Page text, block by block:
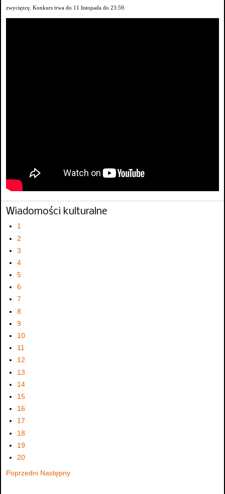
zwycięzcę. Konkurs trwa do 11 listopada do 23:59.
Wiadomości kulturalne
1
2
3
4
5
6
7
8
9
10
11
12
13
14
15
16
17
18
19
20
Poprzedni Następny